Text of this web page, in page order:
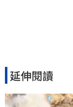
延伸閱讀